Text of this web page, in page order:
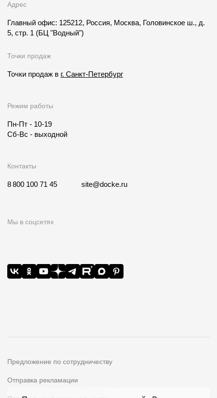
Адрес
Главный офис: 125212, Россия, Москва, Головинское ш., д.
5, стр. 1 (БЦ "Водный")
Точки продаж
Точки продаж в г. Санкт-Петербург
Режим работы
Пн-Пт - 10-19
Сб-Вс - выходной
Контакты
8 800 100 71 45 site@docke.ru
Мы в соцсетях
Предложение по сотрудничеству
Отправка рекламации